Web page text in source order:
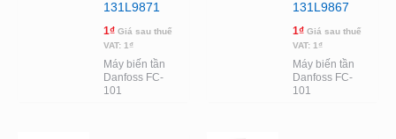
131L9871
1₫ Giá sau thuế
VAT: 1₫
Máy biến tần
Danfoss FC-
101
131L9867
1₫ Giá sau thuế
VAT: 1₫
Máy biến tần
Danfoss FC-
101